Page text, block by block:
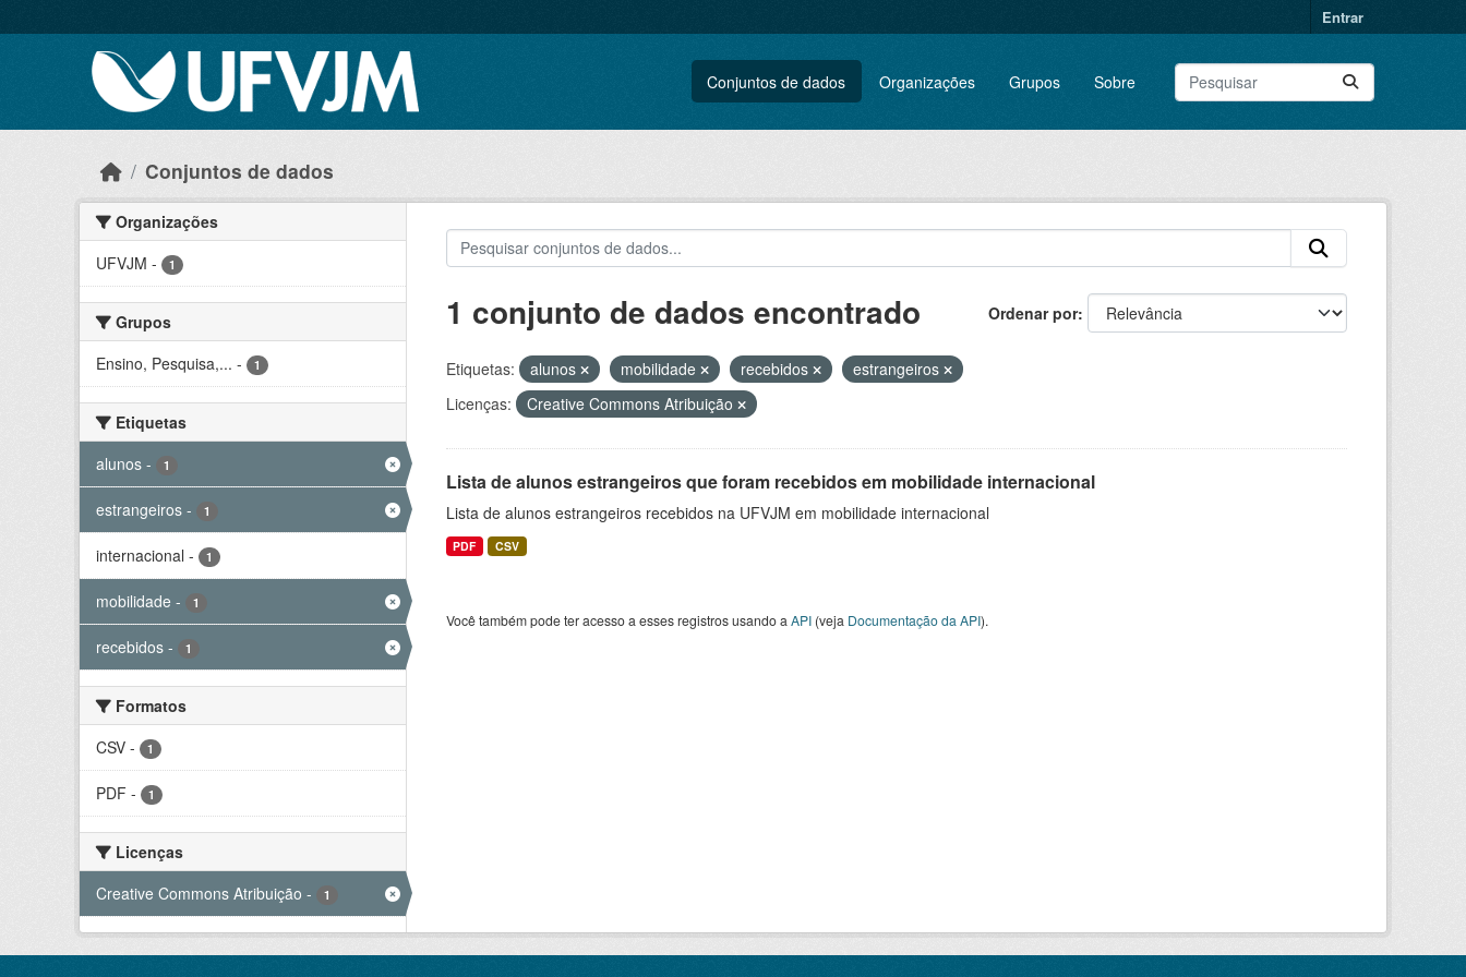
Entrar
Conjuntos de dados Organizações Grupos Sobre
Conjuntos de dados
Organizações
UFVJM - 1
Grupos
Ensino, Pesquisa,... - 1
Etiquetas
alunos - 1
estrangeiros - 1
internacional - 1
mobilidade - 1
recebidos - 1
Formatos
CSV - 1
PDF - 1
Licenças
Creative Commons Atribuição - 1
Ordenar por
1 conjunto de dados encontrado
Etiquetas: alunos mobilidade recebidos
estrangeiros
Licenças:
Creative Commons Atribuição
Lista de alunos estrangeiros que foram recebidos em mobilidade internacional
Lista de alunos estrangeiros recebidos na UFVJM em mobilidade internacional
PDF CSV
Você também pode ter acesso a esses registros usando a API(veja Documentação da API).